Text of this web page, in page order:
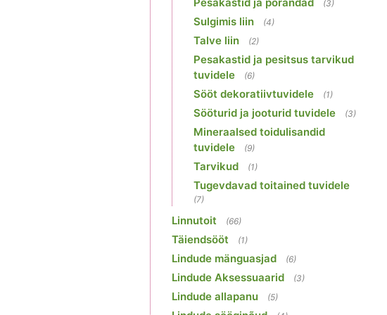
(3)
Sulgimis liin (4)
Talve liin (2)
Pesakastid ja pesitsus tarvikud
tuvidele
(6)
Sööt dekoratiivtuvidele (1)
Sööturid ja jooturid tuvidele (3)
Mineraalsed toidulisandid
tuvidele
(9)
Tarvikud (1)
Tugevdavad toitained tuvidele
(7)
Linnutoit (66)
Täiendsööt (1)
Lindude mänguasjad (6)
Lindude Aksessuaarid (3)
Lindude allapanu (5)